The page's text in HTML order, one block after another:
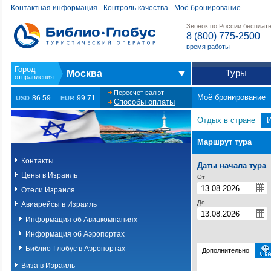
Контактная информация Контроль качества Моё бронирование
Звонок по России
8 (800) 775-2500
время работы
Москва Туры
USD 86.59 EUR 99.71
Пересчет валют
Способы оплаты
Моё бронирование
Контакты
Цены в Израиль
Отели Израиля
Авиарейсы в Израиль
Информация об Авиакомпаниях
Информация об Аэропортах
Библио-Глобус в Аэропортах
Виза в Израиль
Отдых в стране
Маршрут тура
Даты начала тура
От
До
Дополнительно